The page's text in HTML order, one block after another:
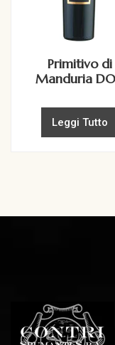
Primitivo di
Manduria
Leggi Tutto